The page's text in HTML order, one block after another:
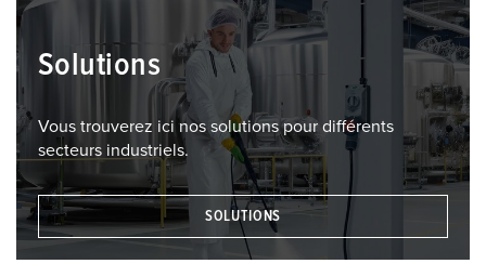
Solutions
Vous trouverez ici nos solutions pour différents
secteurs industriels.
SOLUTIONS